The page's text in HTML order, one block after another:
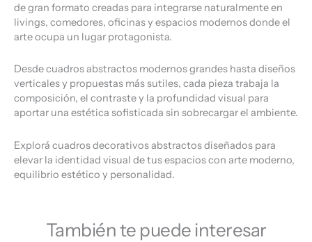
de gran formato creadas para integrarse naturalmente en
livings, comedores, oficinas y espacios modernos donde el
arte ocupa un lugar protagonista.
Desde cuadros abstractos modernos grandes hasta diseños
verticales y propuestas más sutiles, cada pieza trabaja la
composición, el contraste y la profundidad visual para
aportar una estética sofisticada sin sobrecargar el ambiente.
Explorá cuadros decorativos abstractos diseñados para
elevar la identidad visual de tus espacios con arte moderno,
equilibrio estético y personalidad.
También te puede interesar